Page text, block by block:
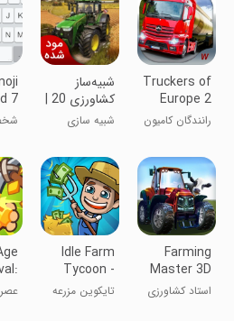
Truckers of
Europe 2
رانندگان کامیون
شبیه‌ساز
کشاورزی 20 |
نسخه مود
شبیه سازی
7
Farming
Master 3D
استاد کشاورزی
Idle Farm
Tycoon -
Merge
Crops
تایکوین مزرعه